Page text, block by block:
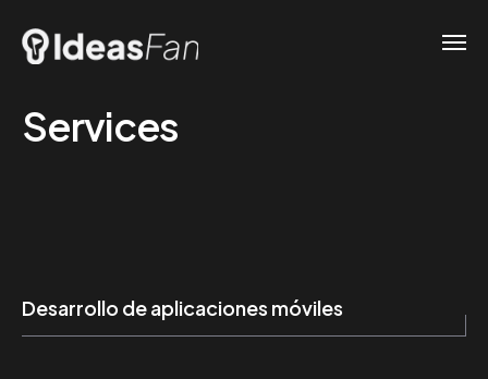
Services
Desarrollo de aplicaciones móviles